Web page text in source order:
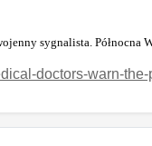
sygnalista.
doctors-warn-